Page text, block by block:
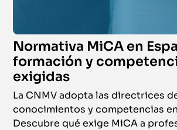
Normativa MiCA en
formación y
exigidas
La CNMV adopta las directrices
conocimientos y competencias
Descubre qué exige MiCA a